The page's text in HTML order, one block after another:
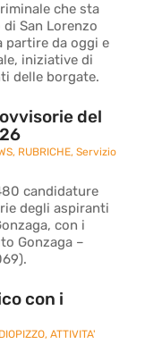
che sta
San Lorenzo
partire da oggi e
iniziative di
delle borgate.
del
, RUBRICHE,Servizio
candidature
degli aspiranti
con i
Gonzaga –
con i
,ATTIVITA'